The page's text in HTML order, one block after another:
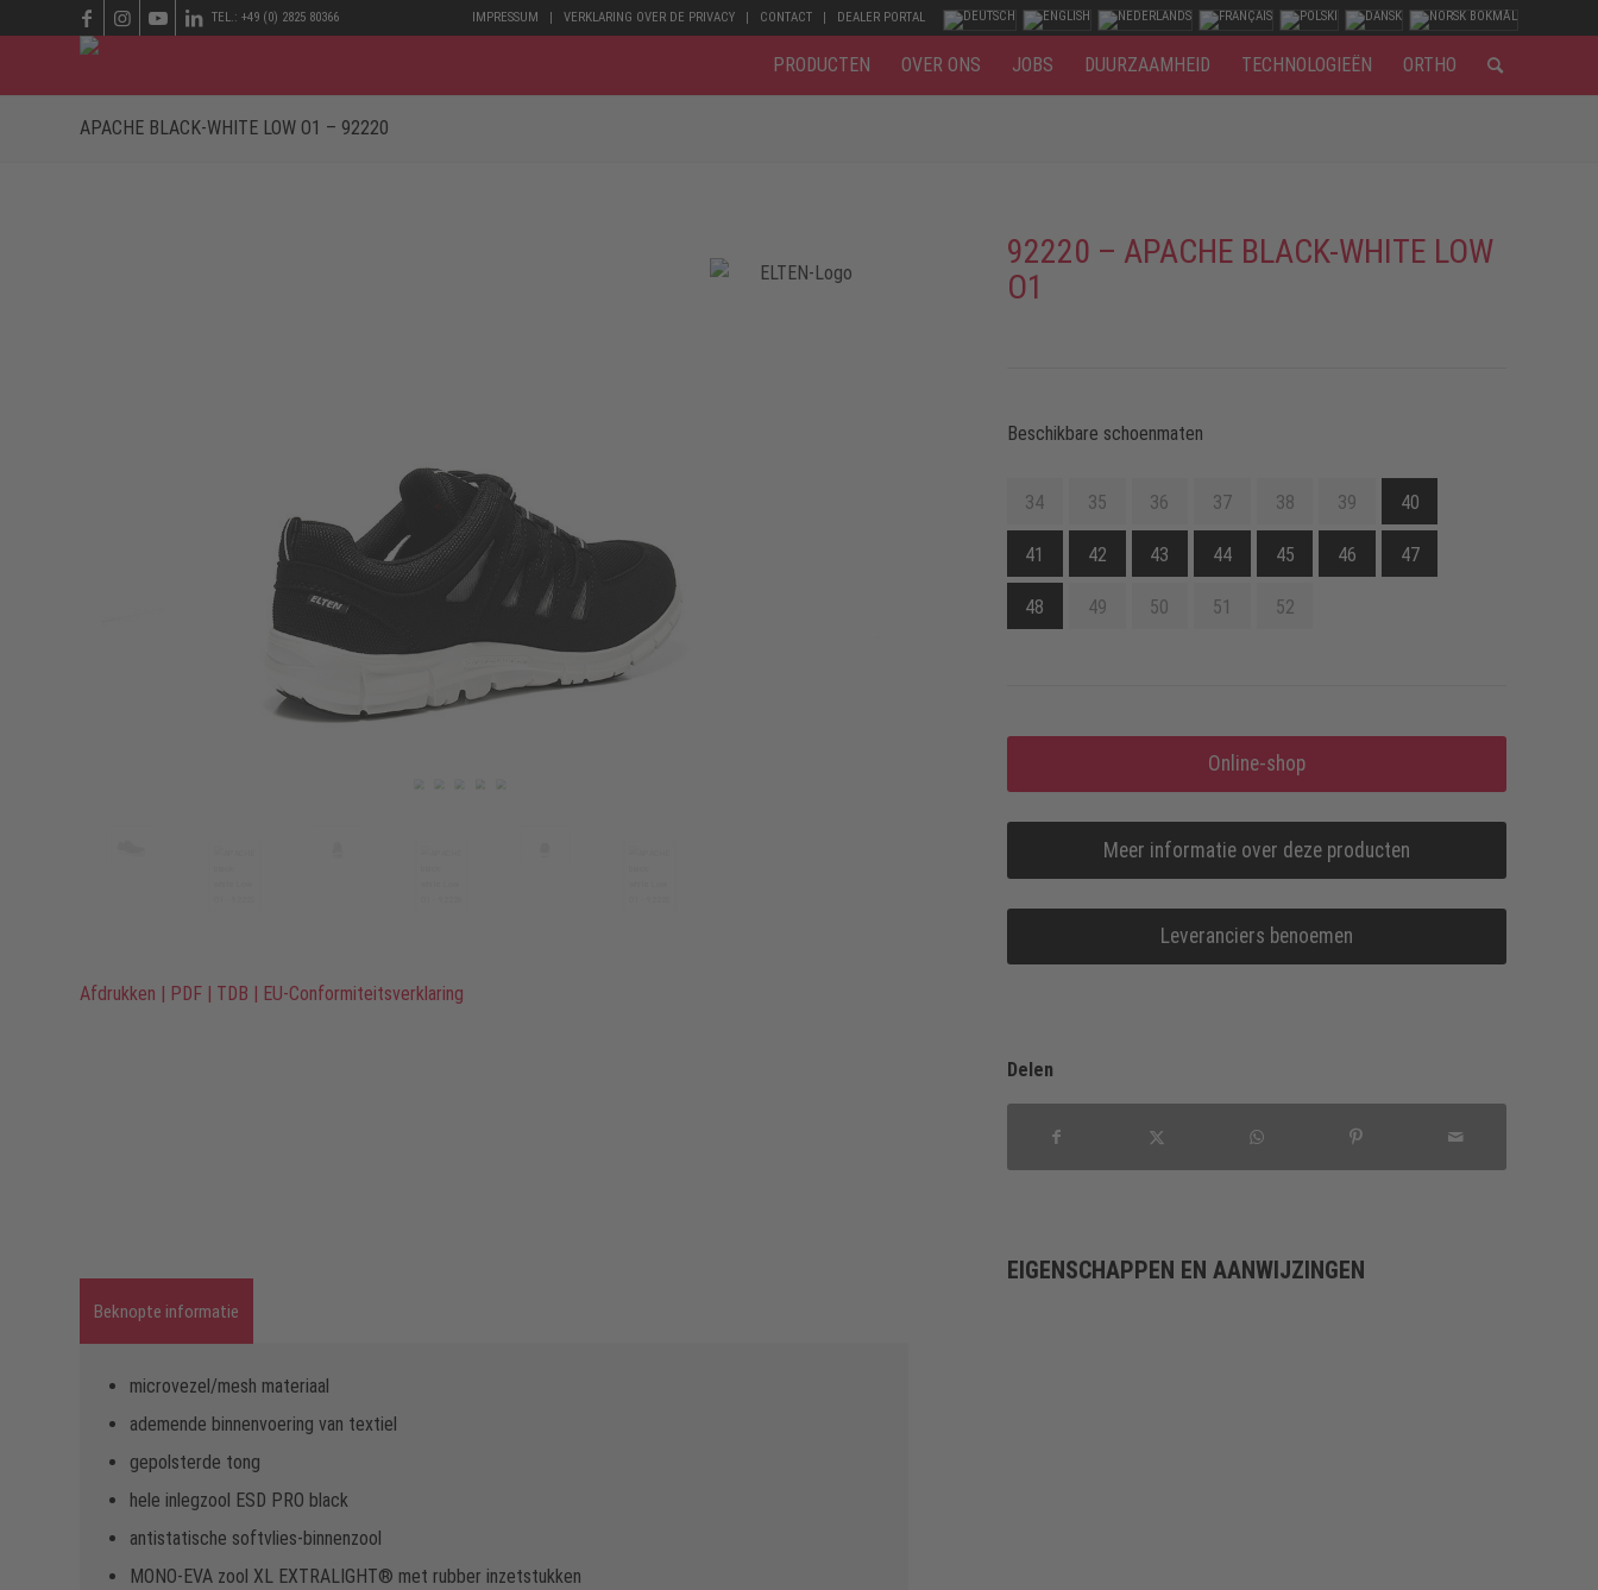
IMPRESSUM VERKLARING OVER DE PRIVACY CONTACT DEALER PORTAL
TEL.: +49 (0) 2825 80366
PRODUCTEN OVER ONS JOBS DUURZAAMHEID TECHNOLOGIEËN ORTHO
APACHE BLACK-WHITE LOW O1 – 92220
Afdrukken | PDF | TDB | EU-Conformiteitsverklaring
92220 – APACHE BLACK-WHITE LOW
O1
Beschikbare schoenmaten
34 35 36 37 38 39 40
41 42 43 44 45 46 47
48 49 50 51 52
Online-shop
Meer informatie over deze producten
Leveranciers benoemen
Delen
Beknopte informatie
microvezel/mesh materiaal
ademende binnenvoering van textiel
gepolsterde tong
hele inlegzool ESD PRO black
antistatische softvlies-binnenzool
MONO-EVA zool XL EXTRALIGHT® met rubber inzetstukken
EIGENSCHAPPEN EN AANWIJZINGEN